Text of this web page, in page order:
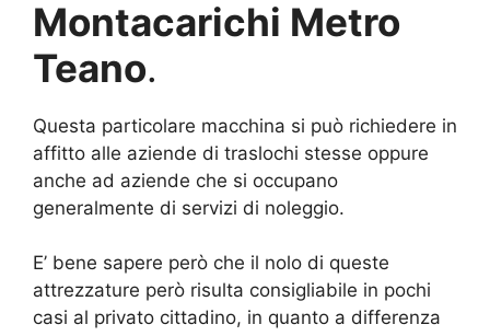
Montacarichi Metro
Teano.
Questa particolare macchina si può richiedere in
affitto alle aziende di traslochi stesse oppure
anche ad aziende che si occupano
generalmente di servizi di noleggio.
E’ bene sapere però che il nolo di queste
attrezzature però risulta consigliabile in pochi
casi al privato cittadino, in quanto a differenza